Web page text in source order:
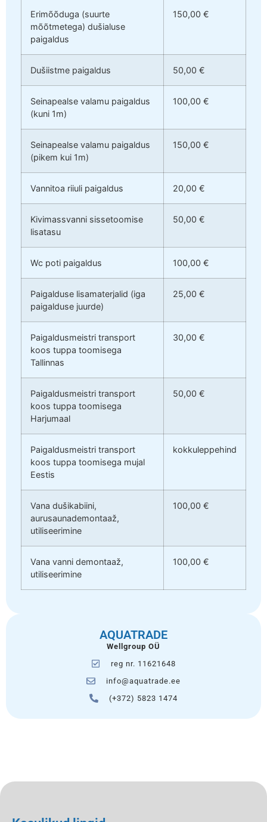
Erimõõduga (suurte
mõõtmetega) dušialuse
paigaldus
150,00 €
Dušiistme paigaldus 50,00 €
Seinapealse valamu paigaldus
(kuni 1m)
100,00 €
Seinapealse valamu paigaldus
(pikem kui 1m)
150,00 €
Vannitoa riiuli paigaldus 20,00 €
Kivimassvanni sissetoomise
lisatasu
50,00 €
Wc poti paigaldus 100,00 €
Paigalduse lisamaterjalid (iga
paigalduse juurde)
25,00 €
Paigaldusmeistri transport
koos tuppa toomisega
Tallinnas
30,00 €
Paigaldusmeistri transport
koos tuppa toomisega
Harjumaal
50,00 €
Paigaldusmeistri transport
koos tuppa toomisega mujal
Eestis
kokkuleppehind
Vana dušikabiini,
aurusaunademontaaž,
utiliseerimine
100,00 €
Vana vanni demontaaž,
utiliseerimine
100,00 €
AQUATRADE
Wellgroup OÜ
reg nr. 11621648
info@aquatrade.ee
(+372) 5823 1474